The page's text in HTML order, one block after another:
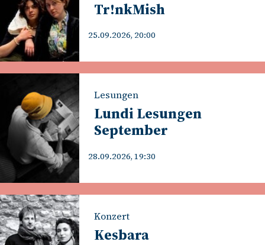
Tr!nkMish
25.09.2026, 20:00
Lesungen
Lundi Lesungen
September
28.09.2026, 19:30
Konzert
Kesbara